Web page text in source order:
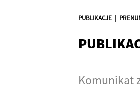
PUBLIKACJE |
Komunikat